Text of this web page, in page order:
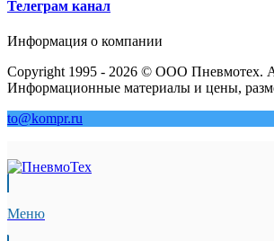
Телеграм канал
Информация о компании
Copyright 1995 - 2026 © ООО Пневмотех.
Информационные материалы и цены,
to@kompr.ru
Меню